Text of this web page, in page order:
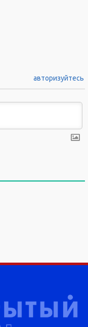
авторизуйтесь